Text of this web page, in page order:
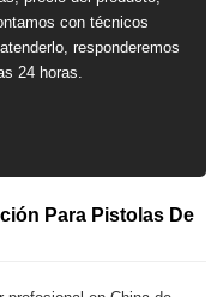
con técnicos
responderemos
24 horas.
Para Pistolas De